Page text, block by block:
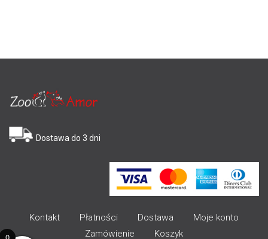
Dostawa do 3 dni
Kontakt Płatności Dostawa
Moje konto
Zamówienie
Koszyk